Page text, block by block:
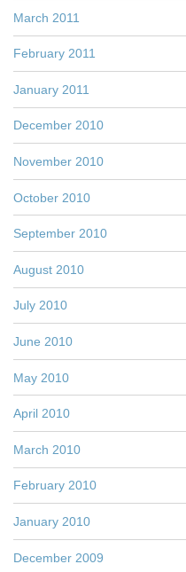
March 2011
February 2011
January 2011
December 2010
November 2010
October 2010
September 2010
August 2010
July 2010
June 2010
May 2010
April 2010
March 2010
February 2010
January 2010
December 2009